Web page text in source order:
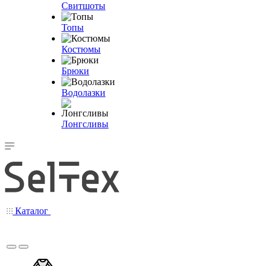
Свитшоты
Топы
Костюмы
Брюки
Водолазки
Лонгсливы
Каталог